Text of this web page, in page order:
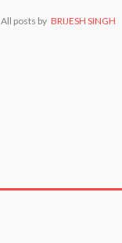
All posts by BRIJESH SINGH